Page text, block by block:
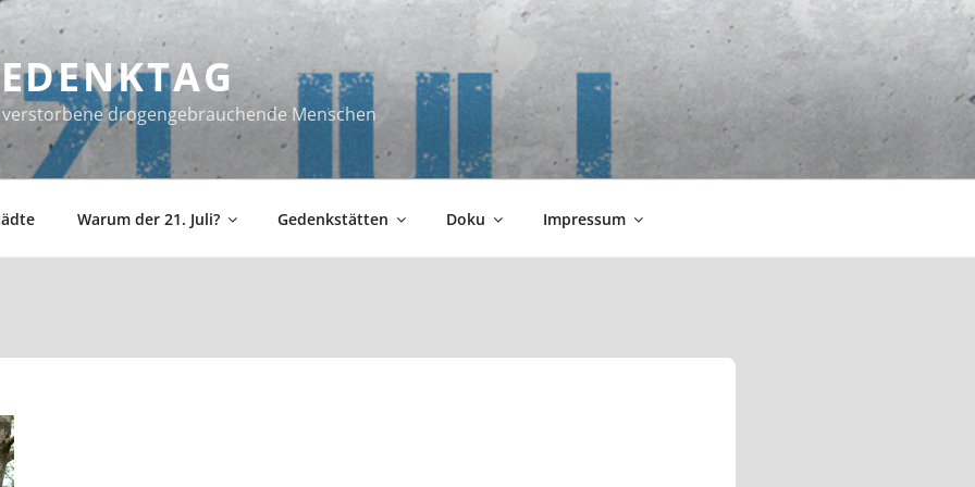
drogengebrauchende Menschen
Warum der 21. Juli? Gedenkstätten Doku Impressum